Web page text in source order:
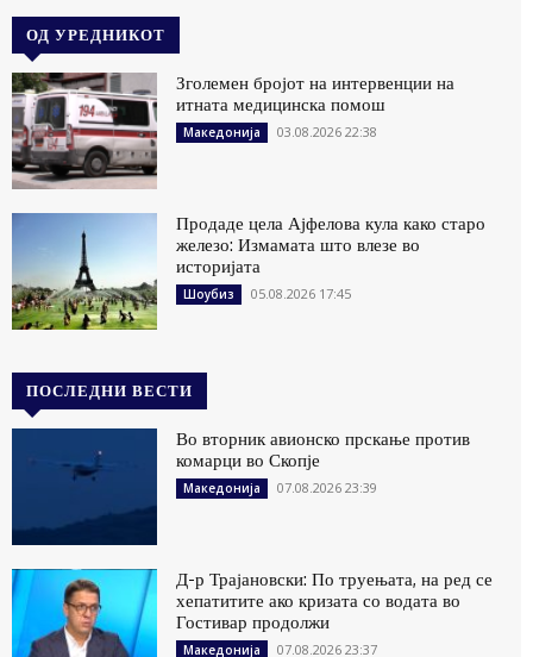
ОД УРЕДНИКОТ
Зголемен бројот на интервенции на
итната медицинска помош
Македонија 03.08.2026 22:38
Продаде цела Ајфелова кула како старо
железо: Измамата што влезе во
историјата
Шоубиз 05.08.2026 17:45
ПОСЛЕДНИ ВЕСТИ
Во вторник авионско прскање против
комарци во Скопје
Македонија 07.08.2026 23:39
Д-р Трајановски: По труењата, на ред се
хепатитите ако кризата со водата во
Гостивар продолжи
Македонија 07.08.2026 23:37